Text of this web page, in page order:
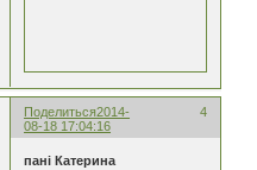
Поделиться 4
2014-
08-18 17:04:16
пані Катерина